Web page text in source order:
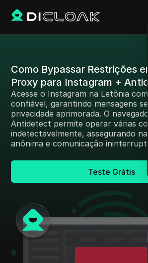
Como Bypassar Restrições
Proxy para Instagram +
Acesse o Instagram na Letônia
confiável, garantindo mensagens
privacidade aprimorada. O
Antidetect permite operar várias
indetectavelmente, assegurando
anônima e comunicação
Teste Grátis